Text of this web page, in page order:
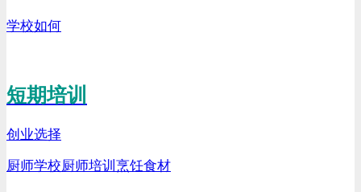
学校如何
短期培训
创业选择
厨师学校厨师培训 烹饪食材